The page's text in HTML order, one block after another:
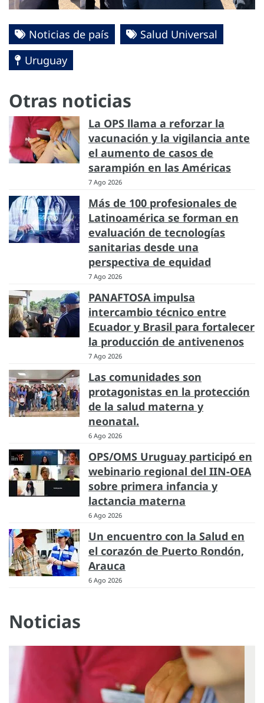
Noticias de país
Salud Universal
Uruguay
Otras noticias
La OPS llama a reforzar la
vacunación y la vigilancia ante
el aumento de casos de
sarampión en las Américas
7 Ago 2026
Más de 100 profesionales de
Latinoamérica se forman en
evaluación de tecnologías
sanitarias desde una
perspectiva de equidad
7 Ago 2026
PANAFTOSA impulsa
intercambio técnico entre
Ecuador y Brasil para fortalecer
la producción de antivenenos
7 Ago 2026
Las comunidades son
protagonistas en la protección
de la salud materna y
neonatal.
6 Ago 2026
OPS/OMS Uruguay participó en
webinario regional del IIN-OEA
sobre primera infancia y
lactancia materna
6 Ago 2026
Un encuentro con la Salud en
el corazón de Puerto Rondón,
Arauca
6 Ago 2026
Noticias